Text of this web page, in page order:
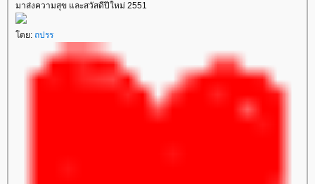
มาส่งความสุข และสวัสดีปีใหม่ 2551
ดย: ถปรร